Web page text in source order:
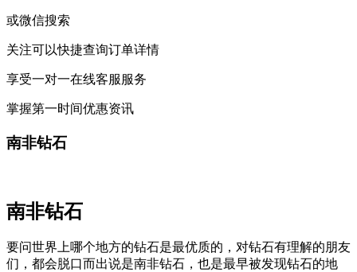
或微信搜索
关注可以快捷查询订单详情
享受一对一在线客服服务
掌握第一时间优惠资讯
南非钻石
南非钻石
要问世界上哪个地方的钻石是最优质的，对钻石有理解的朋友
们，都会脱口而出说是南非钻石，也是最早被发现钻石的地